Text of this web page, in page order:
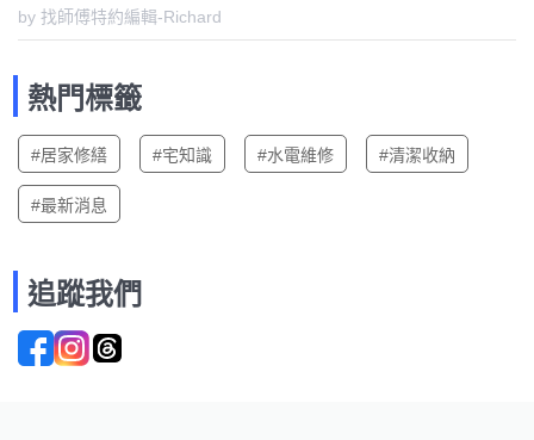
by 找師傅特約編輯-Richard
熱門標籤
#居家修繕 #宅知識 #水電維修 #清潔收納
#最新消息
追蹤我們